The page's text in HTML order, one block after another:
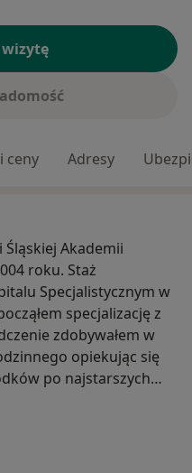
ceny Adresy
Śląskiej Akademii
roku. Staż
Specjalistycznym w
specjalizację z
zdobywałem w
opiekując się
po najstarszych
zdałem w
gdzie
lekarza